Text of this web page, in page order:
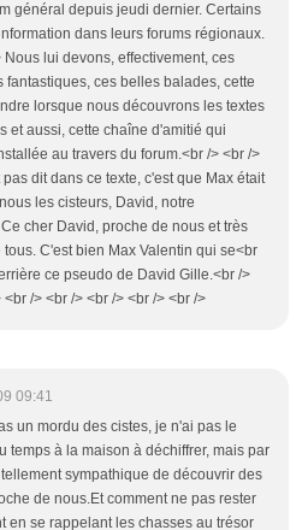
général depuis jeudi dernier. Certains
dans leurs forums régionaux.
Nous lui devons, effectivement, ces
fantastiques, ces belles balades, cette
lorsque nous découvrons les textes
et aussi, cette chaîne d'amitié qui
au travers du forum.<br /> <br />
dit dans ce texte, c'est que Max était
les cisteurs, David, notre
cher David, proche de nous et très
C'est bien Max Valentin qui se<br
ce pseudo de David Gille.<br />
<br /> <br /> <br /> <br /> <br />
09:41
un mordu des cistes, je n'ai pas le
temps à la maison à déchiffrer, mais par
sympathique de découvrir des
de nous.Et comment ne pas rester
en se rappelant les chasses au trésor